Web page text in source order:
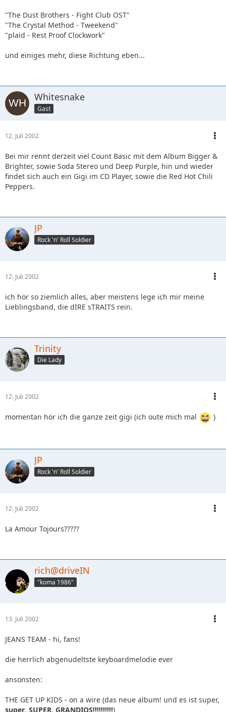
"The Dust Brothers - Fight Club OST"
"The Crystal Method - Tweekend"
"plaid - Rest Proof Clockwork"
und einiges mehr, diese Richtung eben...
Whitesnake
Gast
12. Juli 2002
Bei mir rennt derzeit viel Count Basic mit dem Album Bigger &
Brighter, sowie Soda Stereo und Deep Purple, hin und wieder
findet sich auch ein Gigi im CD Player, sowie die Red Hot Chili
Peppers.
JP
Rock 'n' Roll Soldier
12. Juli 2002
ich hör so ziemlich alles, aber meistens lege ich mir meine
Lieblingsband, die dIRE sTRAITS rein.
Trinity
Die Lady
12. Juli 2002
momentan hör ich die ganze zeit gigi (ich oute mich mal )
JP
Rock 'n' Roll Soldier
12. Juli 2002
La Amour Tojours?????
rich@driveIN
"koma 1986"
13. Juli 2002
JEANS TEAM - hi, fans!
die herrlich abgenudeltste keyboardmelodie ever
ansonsten:
THE GET UP KIDS - on a wire (das neue album! und es ist super,
super, SUPER, GRANDIOS!!!!!!!!!!)